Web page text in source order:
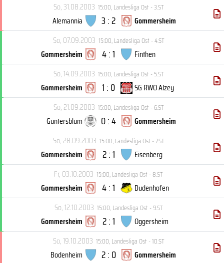
So, 31.08.2003 15:00,Landesliga Ost - 3.ST
Alemannia 3 : 2
Gommersheim
So, 07.09.2003 15:00,Landesliga Ost - 4.ST
Gommersheim 4 : 1
Finthen
So, 14.09.2003 15:00,Landesliga Ost - 5.ST
Gommersheim 1 : 0
SG RWO Alzey
So, 21.09.2003 15:00,Landesliga Ost - 6.ST
Guntersblum 0 : 4
Gommersheim
So, 28.09.2003 15:00,Landesliga Ost - 7.ST
Gommersheim 2 : 1
Eisenberg
Fr, 03.10.2003 15:00,Landesliga Ost - 8.ST
Gommersheim 4 : 1
Dudenhofen
So, 12.10.2003 15:00,Landesliga Ost - 9.ST
Gommersheim 2 : 1
Oggersheim
So, 19.10.2003 15:00,Landesliga Ost - 10.ST
Bodenheim 2 : 0
Gommersheim